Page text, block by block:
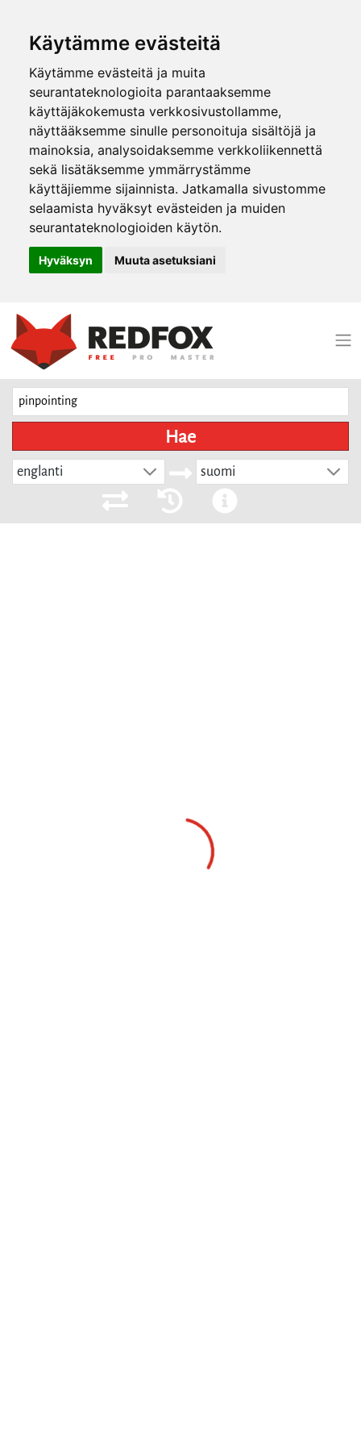
Käytämme evästeitä
Käytämme evästeitä ja muita
seurantateknologioita parantaaksemme
käyttäjäkokemusta verkkosivustollamme,
näyttääksemme sinulle personoituja sisältöjä ja
mainoksia, analysoidaksemme verkkoliikennettä
sekä lisätäksemme ymmärrystämme
käyttäjiemme sijainnista. Jatkamalla sivustomme
selaamista hyväksyt evästeiden ja muiden
seurantateknologioiden käytön.
Hyväksyn Muuta asetuksiani
Hae
englanti suomi